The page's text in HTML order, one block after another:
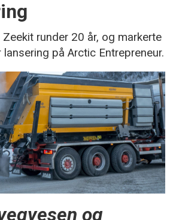
Zeekit runder 20 år, og markerte
på Arctic Entrepreneur.
og